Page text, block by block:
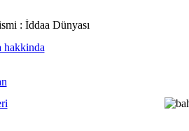
: İddaa Dünyası
hakkinda